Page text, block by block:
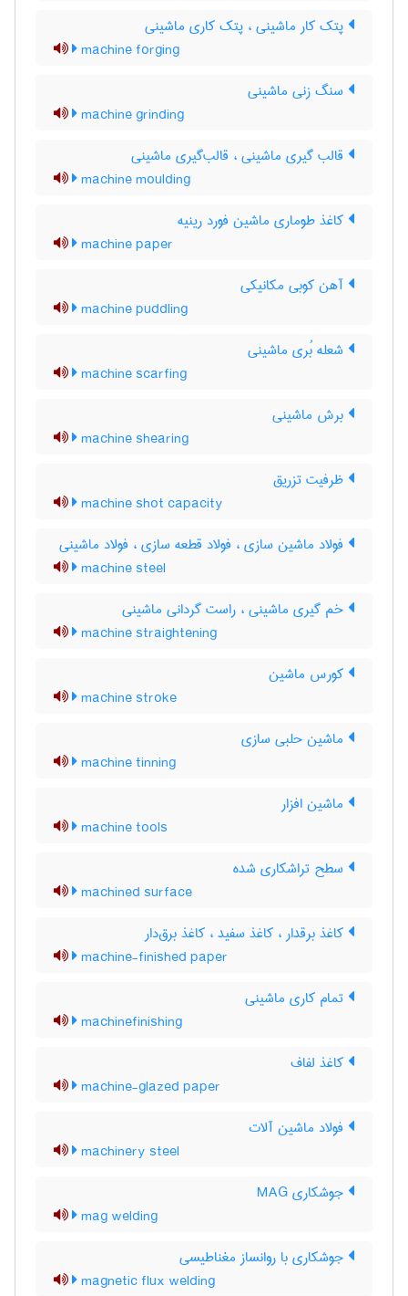
پتک کار ماشینی ، پتک کاری ماشینی
machine forging
سنگ زنی ماشینی
machine grinding
قالب گیری ماشینی ، قالب‌گیری ماشینی
machine moulding
کاغذ طوماری ماشین فورد رینیه
machine paper
آهن کوبی مکانیکی
machine puddling
شعله بُری ماشینی
machine scarfing
برش ماشینی
machine shearing
ظرفیت تزریق
machine shot capacity
فولاد ماشین سازی ، فولاد قطعه سازی ، فولاد ماشینی
machine steel
خم گیری ماشینی ، راست گردانی ماشینی
machine straightening
کورس ماشین
machine stroke
ماشین حلبی سازی
machine tinning
ماشین افزار
machine tools
سطح تراشکاری شده
machined surface
کاغذ برقدار ، کاغذ سفید ، کاغذ برق‌دار
machine-finished paper
تمام کاری ماشینی
machinefinishing
کاغذ لفاف
machine-glazed paper
فولاد ماشین آلات
machinery steel
جوشکاری MAG
mag welding
جوشکاری با روانساز مغناطیسی
magnetic flux welding